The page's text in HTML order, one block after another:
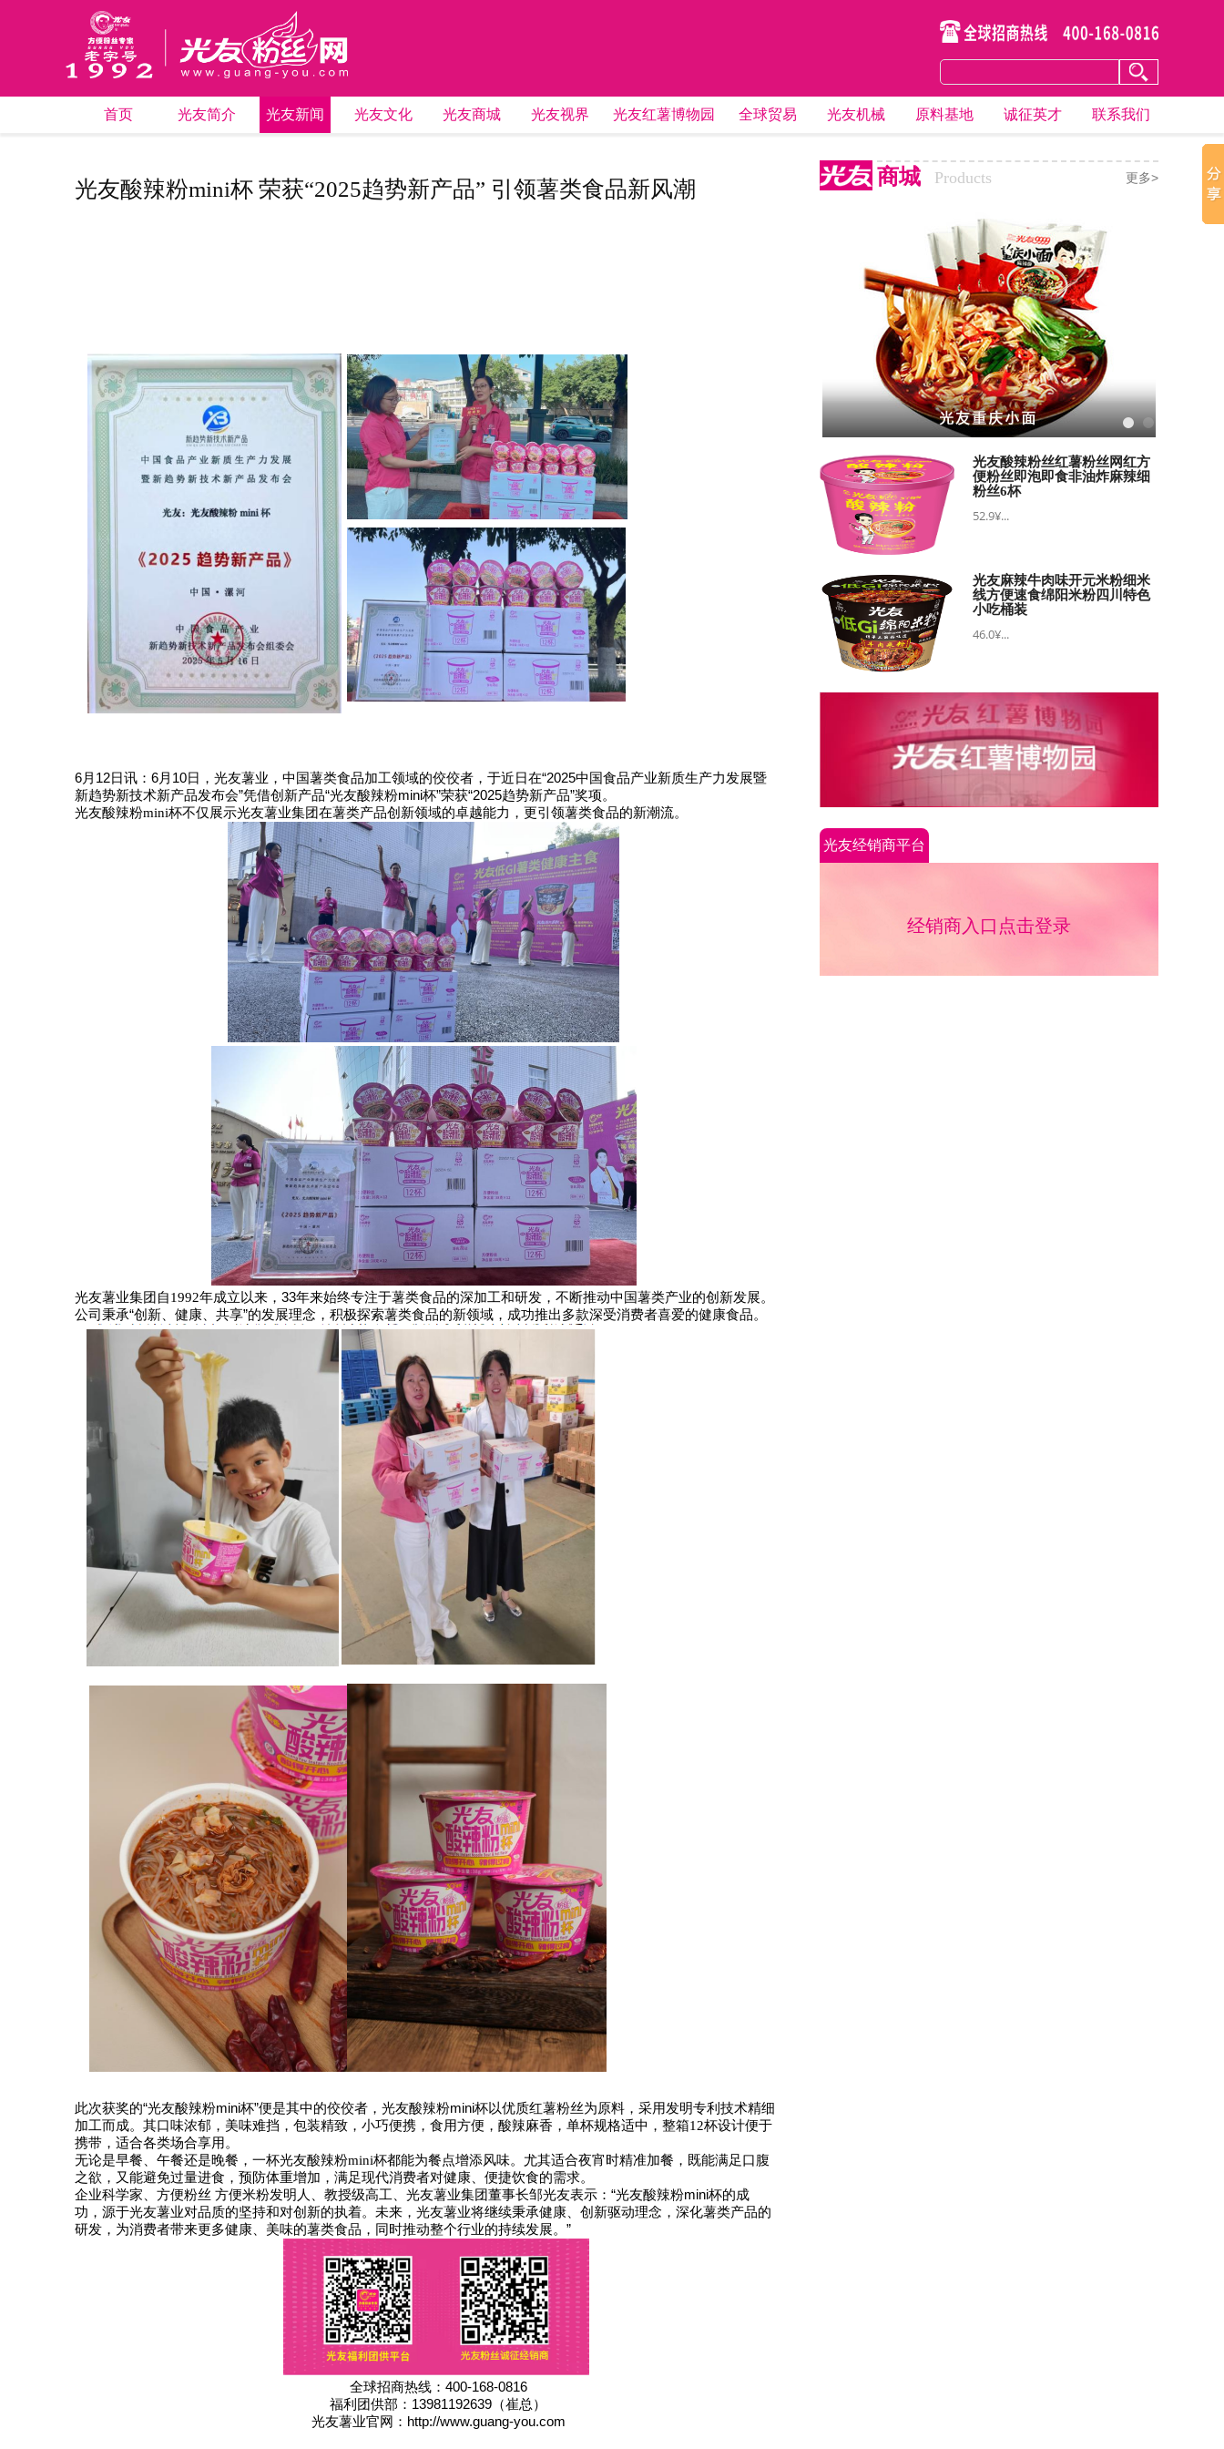
首页 光友简介 光友新闻 光友文化 光友商城 光友视界 光友红薯博物园 全球贸易 光友机械 原料基地 诚征英才 联系我们
光友酸辣粉mini杯 荣获“2025趋势新产品” 引领薯类食品新风潮
6月 12日讯： 6月 10日， 光友薯业，中国薯类食品加工领域的佼佼者，于近日在“2025中国食品产业新质生产力发展暨
新趋势新技术新产品发布会”凭借创新产品“光友酸辣粉mini杯”荣获“2025趋势新产品”奖项。
光友酸辣粉mini杯不仅展示光友薯业集团在薯类产品创新领域的卓越能力，更引领薯类食品的新潮流。
光友薯业集团 自1992年成立以来， 33年来始终专注于薯类食品的深加工和研发，不断推动中国薯类产业的创新发展。
公司秉承“创新、健康、共享”的发展理念，积极探索薯类食品的新领域，成功推出多款深受消费者喜爱的健康食品。
此次获奖的“光友酸辣粉mini杯”便是其中的佼佼者，光友酸辣粉mini杯以优质红薯粉丝为原料，采用发明专利技术精细
加工而成。 其口味浓郁，美味难挡 ， 包装精致，小巧便携 ， 食用方便，酸辣麻香， 单杯规格适中 ，整箱12杯设计便于
携带，适合各类场合享用。
无论是早餐、午餐还是晚餐，一杯光友酸辣粉mini杯都能为餐点增添风味。尤其适合夜宵时精准加餐，既能满足口腹
之欲，又能避免过量进食，预防体重增加，满足现代消费者对健康、便捷饮食的需求。
企业科学家、方便粉丝 方便米粉发明人、教授级高工、光友薯业集团董事长邹光友表示： “光友酸辣粉mini杯的成
功，源于光友薯业对品质的坚持和对创新的执着。未来，光友薯业将继续秉承健康、创新驱动理念，深化薯类产品的
研发，为消费者带来更多健康、美味的薯类食品，同时推动整个行业的持续发展。 ”
全球招商热线： 400-168-0816
福利团供部： 13981192639（崔总）
光友薯业官网： http://www.guang-you.com
商城 Products 更多>
光友酸辣粉丝红薯粉丝网红方
便粉丝即泡即食非油炸麻辣细
粉丝6杯
52.9¥...
光友麻辣牛肉味开元米粉细米
线方便速食绵阳米粉四川特色
小吃桶装
46.0¥...
光友经销商平台
经销商入口点击登录